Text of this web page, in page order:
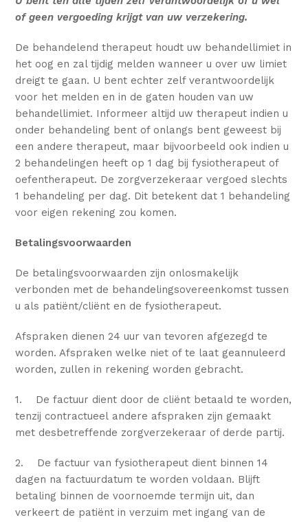
of geen vergoeding krijgt van uw verzekering.
De behandelend therapeut houdt uw behandellimiet in
het oog en zal tijdig melden wanneer u over uw limiet
dreigt te gaan. U bent echter zelf verantwoordelijk
voor het melden en in de gaten houden van uw
behandellimiet. Informeer altijd uw therapeut indien u
onder behandeling bent of onlangs bent geweest bij
een andere therapeut, maar bijvoorbeeld ook indien u
2 behandelingen heeft op 1 dag bij fysiotherapeut of
oefentherapeut. De zorgverzekeraar vergoed slechts
1 behandeling per dag. Dit betekent dat 1 behandeling
voor eigen rekening zou komen.
Betalingsvoorwaarden
De betalingsvoorwaarden zijn onlosmakelijk
verbonden met de behandelingsovereenkomst tussen
u als patiënt/cliënt en de fysiotherapeut.
Afspraken dienen 24 uur van tevoren afgezegd te
worden. Afspraken welke niet of te laat geannuleerd
worden, zullen in rekening worden gebracht.
1. De factuur dient door de cliënt betaald te worden,
tenzij contractueel andere afspraken zijn gemaakt
met desbetreffende zorgverzekeraar of derde partij.
2. De factuur van fysiotherapeut dient binnen 14
dagen na factuurdatum te worden voldaan. Blijft
betaling binnen de voornoemde termijn uit, dan
verkeert de patiënt in verzuim met ingang van de